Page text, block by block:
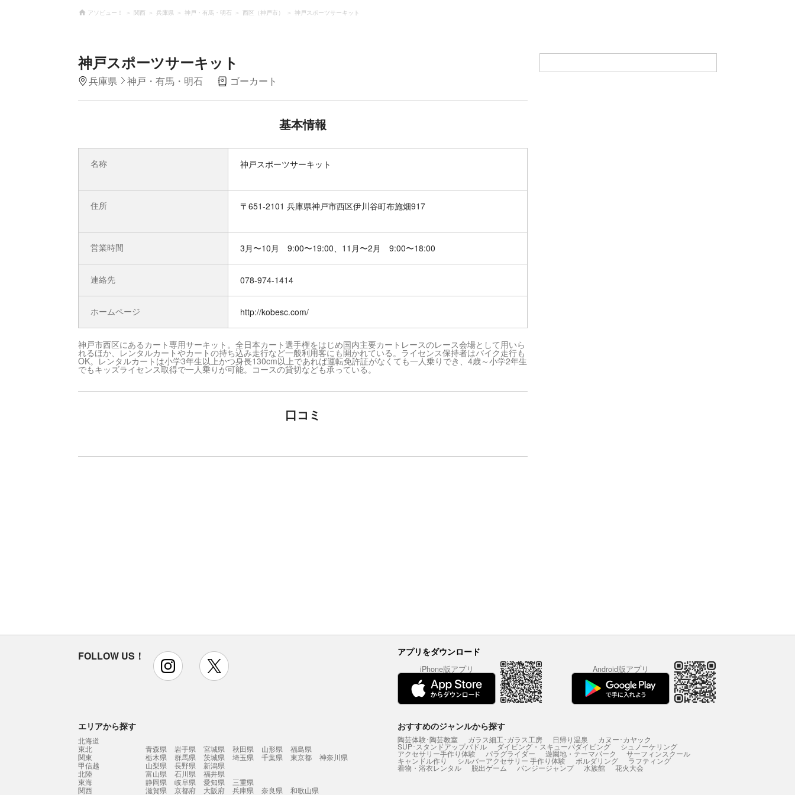
アソビュー！ 関西 兵庫県 神戸・有馬・明石 西区（神戸市） 神戸スポーツサーキット
神戸スポーツサーキット
兵庫県 神戸・有馬・明石 ゴーカート
基本情報
名称 神戸スポーツサーキット
住所 〒651-2101 兵庫県神戸市西区伊川谷町布施畑917
営業時間 3月〜10月 9:00〜19:00、11月〜2月 9:00〜18:00
連絡先 078-974-1414
ホームページ http://kobesc.com/
神戸市西区にあるカート専用サーキット。全日本カート選手権をはじめ国内主要カートレースのレース会場として用いら
れるほか、レンタルカートやカートの持ち込み走行など一般利用客にも開かれている。ライセンス保持者はバイク走行も
OK。レンタルカートは小学3年生以上かつ身長130cm以上であれば運転免許証がなくても一人乗りでき、4歳～小学2年生
でもキッズライセンス取得で一人乗りが可能。コースの貸切なども承っている。
口コミ
FOLLOW US！ instagram アプリをダウンロード
iPhone版アプリ Android版アプリ
エリアから探す
北海道
東北
青森県 岩手県 宮城県 秋田県 山形県
福島県
関東
栃木県 群馬県 茨城県 埼玉県 千葉県 東京都
神奈川県
甲信越
山梨県 長野県
新潟県
北陸
富山県 石川県
福井県
東海
静岡県 岐阜県 愛知県
三重県
関西
滋賀県 京都府 大阪府 兵庫県 奈良県
和歌山県
おすすめのジャンルから探す
陶芸体験･陶芸教室 ガラス細工･ガラス工房 日帰り温泉 カヌー･カヤック
SUP･スタンドアップパドル ダイビング・スキューバダイビング シュノーケリング
アクセサリー手作り体験 パラグライダー 遊園地・テーマパーク サーフィンスクール
キャンドル作り シルバーアクセサリー 手作り体験 ボルダリング ラフティング
着物・浴衣レンタル 脱出ゲーム バンジージャンプ 水族館 花火大会